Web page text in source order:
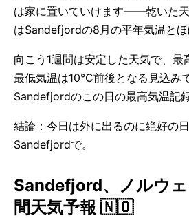
は家に置いていけます——乾いた
はSandefjordの8月の平年気温とほ
向こう1週間は安定した天気で、最
最低気温は10°C前後となる見込み
Sandefjordのこの日の最高気温記
結論：今日は外に出るのに絶好
Sandefjordで。
Sandefjord、ノルウェ
間天気予報 🇳🇴